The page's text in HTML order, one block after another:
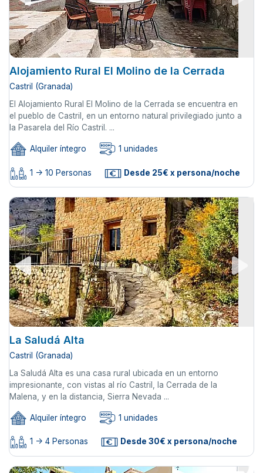
Alojamiento Rural El Molino de la Cerrada
Castril (Granada)
El Alojamiento Rural El Molino de la Cerrada se encuentra en
el pueblo de Castril, en un entorno natural privilegiado junto a
la Pasarela del Río Castril. ...
Alquiler íntegro 1 unidades
1 -> 10 Personas Desde 25€ x persona/noche
La Saludá Alta
Castril (Granada)
La Saludá Alta es una casa rural ubicada en un entorno
impresionante, con vistas al río Castril, la Cerrada de la
Malena, y en la distancia, Sierra Nevada ...
Alquiler íntegro 1 unidades
1 -> 4 Personas Desde 30€ x persona/noche